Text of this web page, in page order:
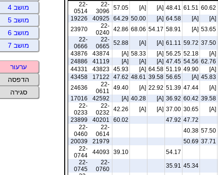
60.62
61.51
48.41
[A]
[A]
57.05
22-
3096
22-
0514
[A]
[A]
64.58
[A]
50.00
64.29
40925
19226
53.65
[A]
58.91
54.17
68.06
42.86
22-
0240
23970
37.50
59.72
61.11
[A]
[A]
52.88
22-
0665
22-
0666
[A]
52.18
56.25
[A]
58.33
[A]
43874
43876
62.76
54.56
47.45
[A]
[A]
[A]
41119
24886
[A]
49.90
51.19
64.58
[A]
45.93
43823
44331
45.83
[A]
56.65
39.58
48.61
47.62
17122
43458
[A]
47.44
51.39
22.92
[A]
49.40
22-
0611
24636
39.58
60.42
36.92
[A]
40.28
[A]
42592
17016
[A]
30.65
37.00
[A]
[A]
42.26
22-
0232
22-
0233
47.72
47.92
60.02
40201
23899
57.50
40.38
22-
0614
22-
0460
37.71
50.69
21979
20039
54.17
39.10
44093
22-
0744
45.34
35.91
22-
0760
22-
0745
מושב 4
מושב 5
מושב 6
מושב 7
ערעור
הדפסה
סגירה